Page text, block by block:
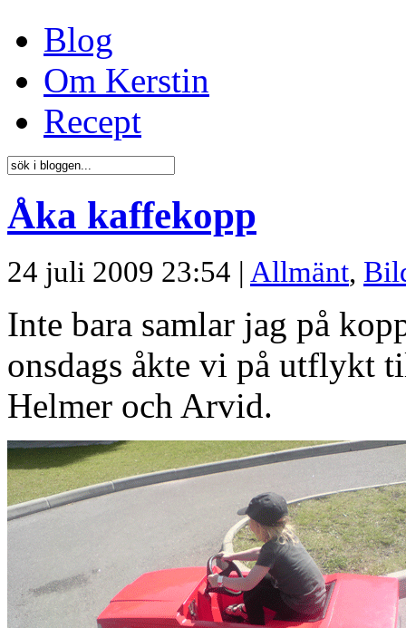
Blog
Om Kerstin
Recept
Åka kaffekopp
24 juli 2009 23:54 | Allmänt,
Inte bara samlar jag på
onsdags åkte vi på utflykt
Helmer och Arvid.